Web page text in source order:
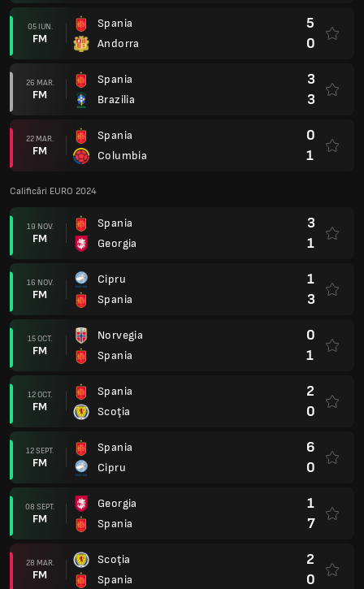
05 IUN.
FM
Spania
Andorra
5
0
26 MAR.
FM
Spania
Brazilia
3
3
22 MAR.
FM
Spania
Columbia
0
1
Calificări EURO 2024
19 NOV.
FM
Spania
Georgia
3
1
16 NOV.
FM
Cipru
Spania
1
3
15 OCT.
FM
Norvegia
Spania
0
1
12 OCT.
FM
Spania
Scoţia
2
0
12 SEPT.
FM
Spania
Cipru
6
0
08 SEPT.
FM
Georgia
Spania
1
7
28 MAR.
FM
Scoţia
Spania
2
0